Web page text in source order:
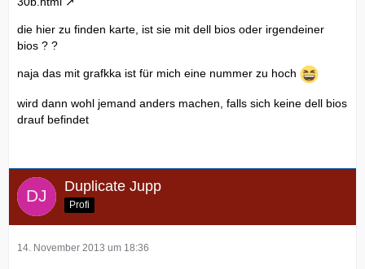
die hier zu finden karte, ist sie mit dell bios oder irgendeiner
bios ? ?
naja das mit grafkka ist für mich eine nummer zu hoch
wird dann wohl jemand anders machen, falls sich keine dell bios
drauf befindet
Duplicate Jupp
Profi
14. November 2013 um 18:36